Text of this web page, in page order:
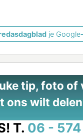
je
tip, foto of
ons wilt
T. 06 - 574